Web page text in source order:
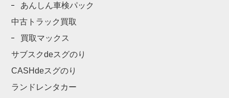
あんしん車検パック
中古トラック買取
買取マックス
サブスクdeスグのり
CASHdeスグのり
ランドレンタカー